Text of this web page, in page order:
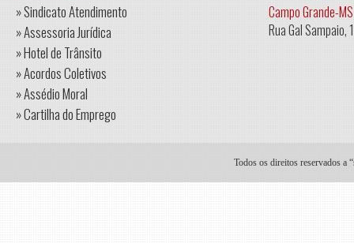
» Sindicato Atendimento
» Assessoria Jurídica
» Hotel de Trânsito
» Acordos Coletivos
» Assédio Moral
» Cartilha do Emprego
Campo Grande-MS
Rua Gal
Todos os direitos reservados a